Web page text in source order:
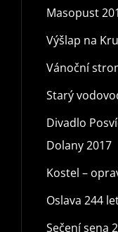
Masopust
Výšlap na
Vánoční
Starý
Divadlo
Dolany 2017
Kostel –
Oslava 244
Sečení sena